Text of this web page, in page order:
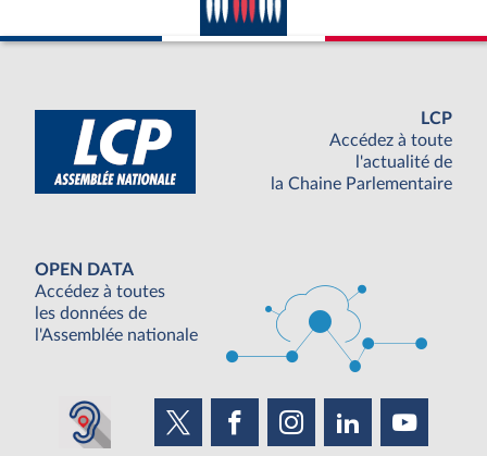
LCP
Accédez à toute
l'actualité de
la Chaine Parlementaire
OPEN DATA
Accédez à toutes
les données de
l'Assemblée nationale